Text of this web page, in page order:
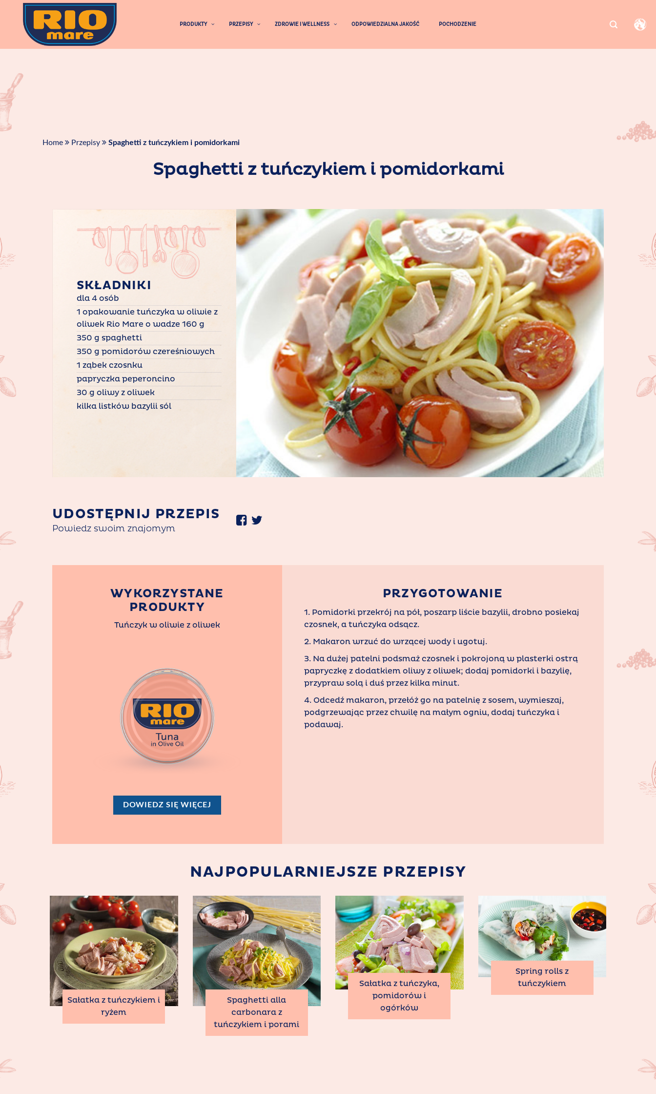
content
PRODUKTY PRZEPISY ZDROWIE I WELLNESS ODPOWIEDZIALNA JAKOŚĆ POCHODZENIE
Home Przepisy Spaghetti z tuńczykiem i pomidorkami
Spaghetti z tuńczykiem i pomidorkami
SKŁADNIKI
dla 4 osób
1 opakowanie tuńczyka w oliwie z
oliwek Rio Mare o wadze 160 g
350 g spaghetti
350 g pomidorów czereśniowych
1 ząbek czosnku
papryczka peperoncino
30 g oliwy z oliwek
kilka listków bazylii sól
UDOSTĘPNIJ PRZEPIS
Powiedz swoim znajomym
WYKORZYSTANE
PRODUKTY
Tuńczyk w oliwie z oliwek
DOWIEDZ SIĘ WIĘCEJ
PRZYGOTOWANIE
1. Pomidorki przekrój na pół, poszarp liście bazylii, drobno posiekaj
czosnek, a tuńczyka odsącz.
2. Makaron wrzuć do wrzącej wody i ugotuj.
3. Na dużej patelni podsmaż czosnek i pokrojoną w plasterki ostrą
papryczkę z dodatkiem oliwy z oliwek; dodaj pomidorki i bazylię,
przypraw solą i duś przez kilka minut.
4. Odcedź makaron, przełóż go na patelnię z sosem, wymieszaj,
podgrzewając przez chwilę na małym ogniu, dodaj tuńczyka i
podawaj.
NAJPOPULARNIEJSZE PRZEPISY
Sałatka z tuńczykiem i
ryżem
Spaghetti alla
carbonara z
tuńczykiem i porami
Sałatka z tuńczyka,
pomidorów i
ogórków
Spring rolls z
tuńczykiem